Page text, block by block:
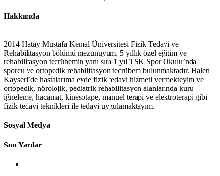
Hakkımda
2014 Hatay Mustafa Kemal Üniversitesi Fizik Tedavi ve
Rehabilitasyon bölümü mezunuyum. 5 yıllık özel eğitim ve
rehabilitasyon tecrübemin yanı sıra 1 yıl TSK Spor Okulu’nda
sporcu ve ortopedik rehabilitasyon tecrübem bulunmaktadır. Halen
Kayseri’de hastalarıma evde fizik tedavi hizmeti vermekteyim ve
ortopedik, nörolojik, pediatrik rehabilitasyon alanlarında kuru
iğneleme, hacamat, kinesotape, manuel terapi ve elektroterapi gibi
fizik tedavi teknikleri ile tedavi uygulamaktayım.
Sosyal Medya
Son Yazılar